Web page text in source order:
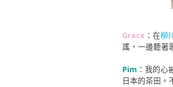
Grace ：在柳
謠，一邊聽著
Pim ：我的心
日本的茶田。